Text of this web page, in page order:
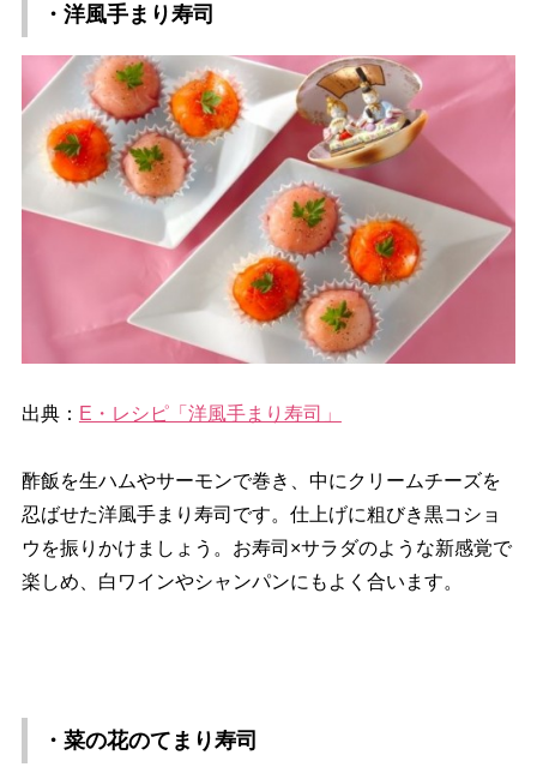
・洋風手まり寿司
出典： E・レシピ「洋風手まり寿司」
酢飯を生ハムやサーモンで巻き、中にクリームチーズを
忍ばせた洋風手まり寿司です。仕上げに粗びき黒コショ
ウを振りかけましょう。お寿司×サラダのような新感覚で
楽しめ、白ワインやシャンパンにもよく合います。
・菜の花のてまり寿司